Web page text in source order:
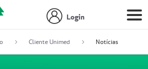
Login
Cliente Unimed Notícias